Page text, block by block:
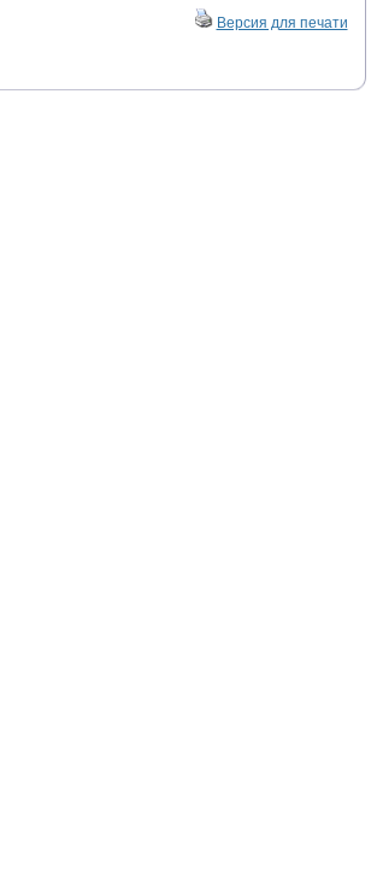
Версия для печати